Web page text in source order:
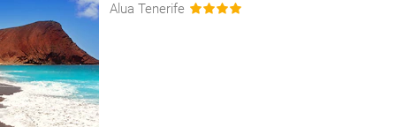
Alua Tenerife